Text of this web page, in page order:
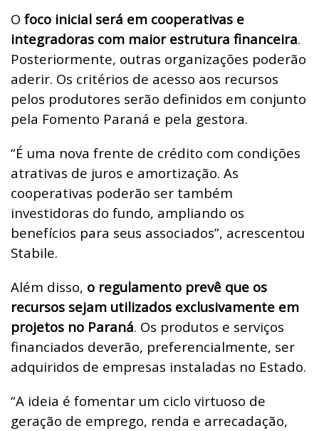
O foco inicial será em cooperativas e
integradoras com maior estrutura financeira.
Posteriormente, outras organizações poderão
aderir. Os critérios de acesso aos recursos
pelos produtores serão definidos em conjunto
pela Fomento Paraná e pela gestora.
“É uma nova frente de crédito com condições
atrativas de juros e amortização. As
cooperativas poderão ser também
investidoras do fundo, ampliando os
benefícios para seus associados”, acrescentou
Stabile.
Além disso, o regulamento prevê que os
recursos sejam utilizados exclusivamente em
projetos no Paraná. Os produtos e serviços
financiados deverão, preferencialmente, ser
adquiridos de empresas instaladas no Estado.
“A ideia é fomentar um ciclo virtuoso de
geração de emprego, renda e arrecadação,